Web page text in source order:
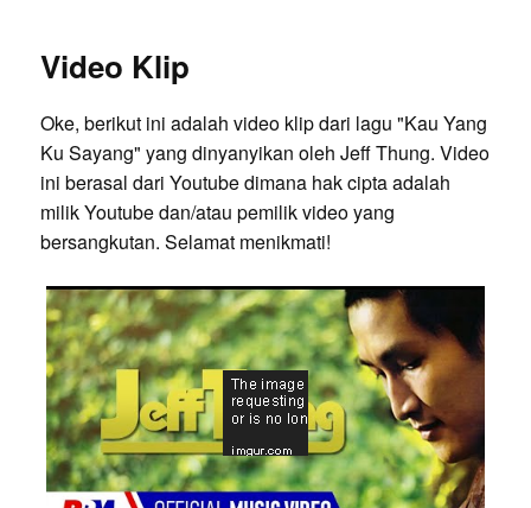
Video Klip
Oke, berikut ini adalah video klip dari lagu "Kau Yang
Ku Sayang" yang dinyanyikan oleh Jeff Thung. Video
ini berasal dari Youtube dimana hak cipta adalah
milik Youtube dan/atau pemilik video yang
bersangkutan. Selamat menikmati!